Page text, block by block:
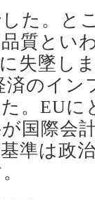
た。と
質とい
失墜し
済のイン
。EUに
国際会
準は政